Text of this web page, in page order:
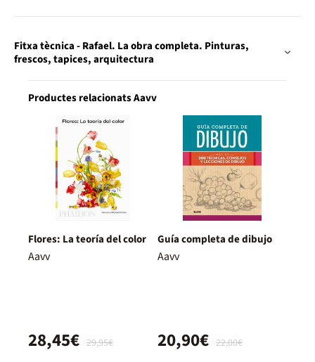
Fitxa tècnica - Rafael. La obra completa. Pinturas,
frescos, tapices, arquitectura
Productes relacionats Aavv
Flores: La teoría del color
Aavv
29,95€
28,45€
Guía completa de dibujo
Aavv
22,00€
20,90€